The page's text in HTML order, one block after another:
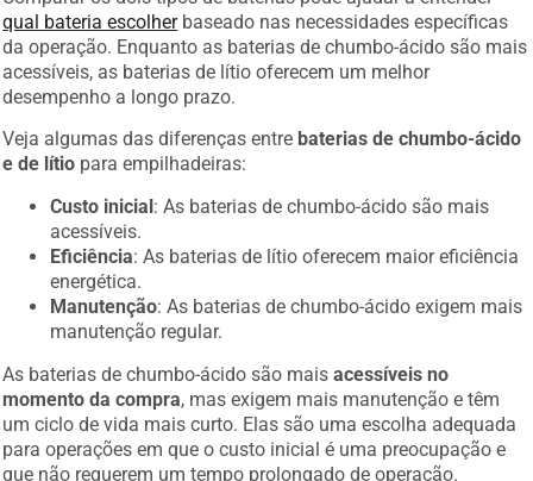
qual bateria escolherbaseado nas necessidades específicas
da operação. Enquanto as baterias de chumbo-ácido são mais
acessíveis, as baterias de lítio oferecem um melhor
desempenho a longo prazo.
Veja algumas das diferenças entre baterias de chumbo-ácido
e de lítio para empilhadeiras:
Custo inicial: As baterias de chumbo-ácido são mais
acessíveis.
Eficiência: As baterias de lítio oferecem maior eficiência
energética.
Manutenção: As baterias de chumbo-ácido exigem mais
manutenção regular.
As baterias de chumbo-ácido são maisacessíveis no
momento da compra , mas exigem mais manutenção e têm
um ciclo de vida mais curto. Elas são uma escolha adequada
para operações em que o custo inicial é uma preocupação e
que não requerem um tempo prolongado de operação.